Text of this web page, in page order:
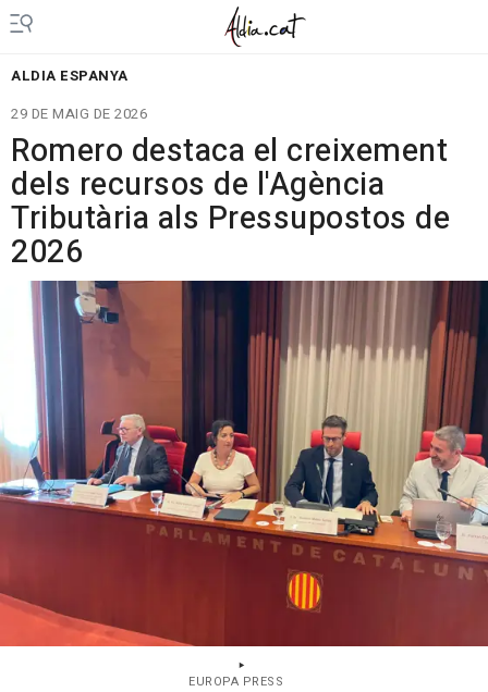
ALDIA ESPANYA
29 DE MAIG DE 2026
Romero destaca el creixement
dels recursos de l'Agència
Tributària als Pressupostos de
2026
EUROPA PRESS